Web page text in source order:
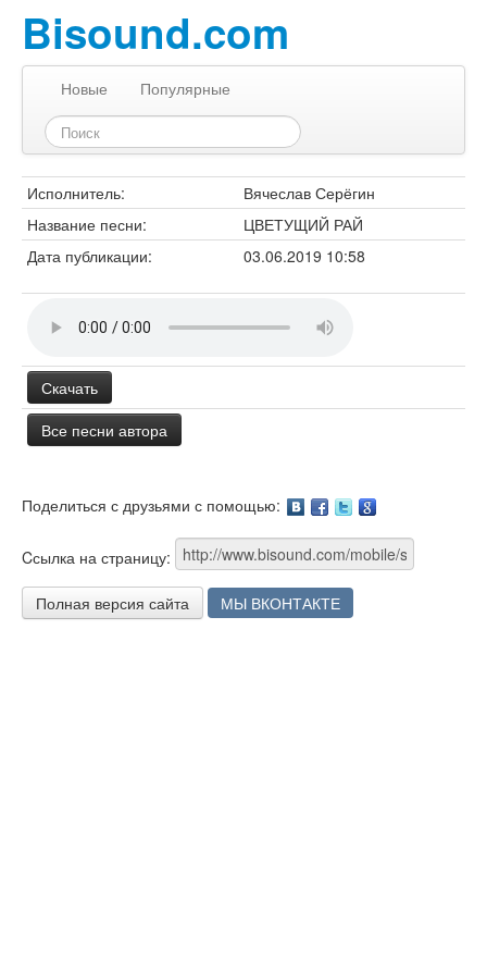
Bisound.com
Новые Популярные
Исполнитель:
Вячеслав Серёгин
Название песни:
ЦВЕТУЩИЙ РАЙ
Дата публикации:
03.06.2019 10:58
Скачать
Все песни автора
Поделиться с друзьями с помощью:
Cсылка на страницу:
Полная версия сайта МЫ ВКОНТАКТЕ